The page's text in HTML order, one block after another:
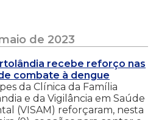
de 2023
recebe reforço nas
combate à dengue
da Clínica da Família
e da Vigilância em Saúde
(VISAM) reforçaram, nesta